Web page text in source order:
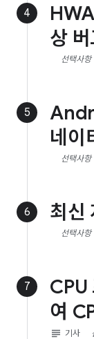
4
상 버
선택사항
5
네이
선택사항
6 최신
선택사항
7
CPU
여
subject 기사